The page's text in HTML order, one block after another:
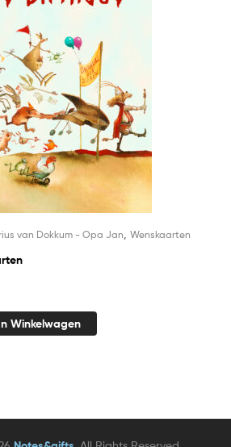
van Dokkum - Opa Jan Wenskaarten
Winkelwagen